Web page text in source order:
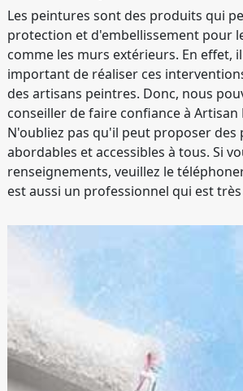
Les peintures sont des produits qui
protection et d'embellissement pour
comme les murs extérieurs. En effet,
important de réaliser ces
des artisans peintres. Donc, nous
conseiller de faire confiance à Artisan
N'oubliez pas qu'il peut proposer des
abordables et accessibles à tous. Si
renseignements, veuillez le
est aussi un professionnel qui est